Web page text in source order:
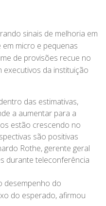
sinais de melhoria em
micro e pequenas
de provisões recue no
da instituição
das estimativas,
a aumentar para a
estão crescendo no
são positivas
Rothe, gerente geral
durante teleconferência
desempenho do
do esperado, afirmou